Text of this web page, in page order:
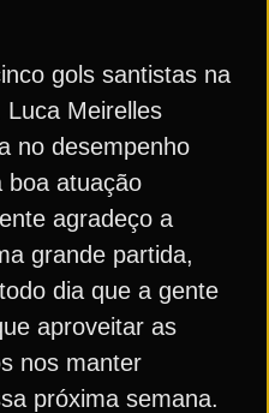
gols santistas na
Meirelles
no desempenho
boa atuação
agradeço a
grande partida,
dia que a gente
aproveitar as
nos manter
próxima semana.